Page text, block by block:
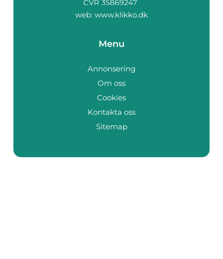
web: www.klikko.dk
Menu
Annonsering
Om oss
Cookies
Kontakta oss
Sitemap